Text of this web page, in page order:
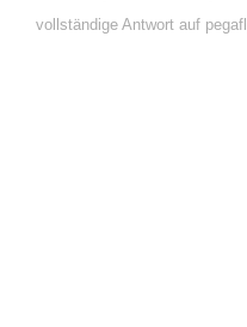
vollständige Antwort auf